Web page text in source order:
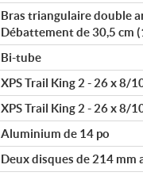
Bras triangulaire double
Débattement de 30,5 cm
Bi-tube
XPS Trail King 2 - 26 x 8/
XPS Trail King 2 - 26 x 8/
Aluminium de 14 po
Deux disques de 214 mm